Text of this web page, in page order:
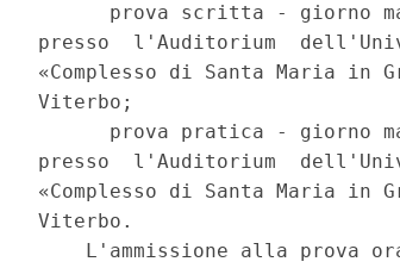
prova scritta - giorno
presso  l'Auditorium
«Complesso di Santa Maria
Viterbo;
prova pratica - giorno
presso  l'Auditorium
«Complesso di Santa Maria
Viterbo.
L'ammissione alla prova